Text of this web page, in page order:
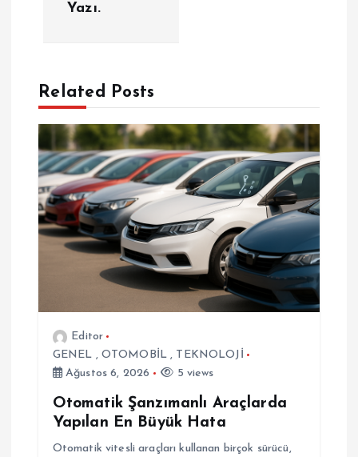
z
n
m
e
Yazı.
Related Posts
Editor
GENEL , OTOMOBİL , TEKNOLOJİ
Ağustos 6, 2026
5 views
Otomatik Şanzımanlı Araçlarda
Yapılan En Büyük Hata
Otomatik vitesli araçları kullanan birçok sürücü,